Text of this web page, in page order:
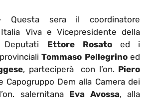
sera il coordinatore
Viva e Vicepresidente della
Deputati Ettore Rosatoed i
Tommaso Pellegrinoed
, parteciperà con l’on. Piero
Capogruppo Dem alla Camera dei
salernitana Eva Avossa, alla